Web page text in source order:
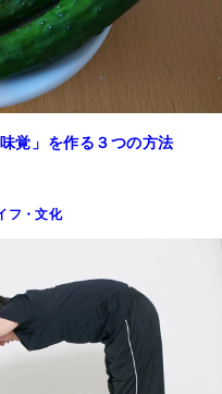
覚」を作る３つの方法
フ・文化